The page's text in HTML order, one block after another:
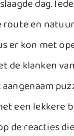
dag.
en
er kon met
de klanken
een lekkere
de reacties